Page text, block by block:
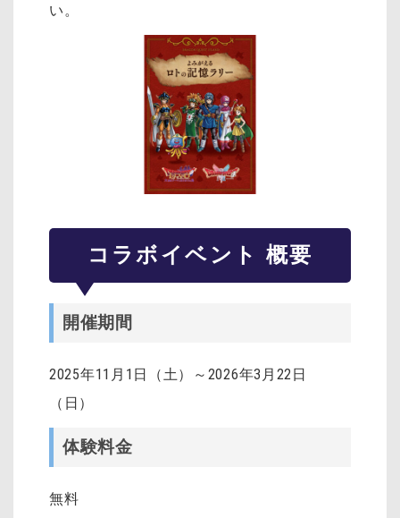
い。
コラボイベント 概要
開催期間
2025年11月1日（土）～2026年3月22日
（日）
体験料金
無料